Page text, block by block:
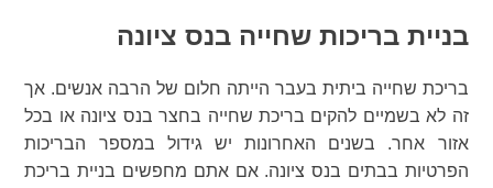
בניית בריכות שחייה בנס ציונה
בריכת שחייה ביתית בעבר הייתה חלום של הרבה אנשים. אך
זה לא בשמיים להקים בריכת שחייה בחצר בנס ציונה או בכל
אזור אחר. בשנים האחרונות יש גידול במספר הבריכות
הפרטיות בבתים בנס ציונה. אם אתם מחפשים בניית בריכת